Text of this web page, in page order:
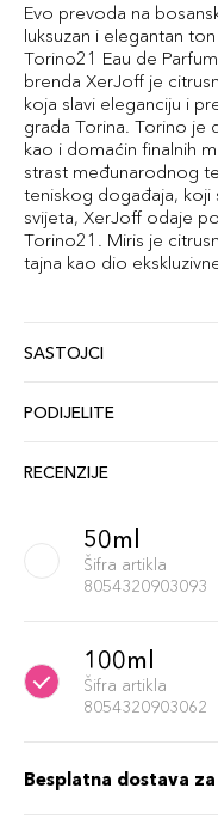
Evo prevoda na
luksuzan i elegantan
Torino21 Eau de
brenda XerJoff je
koja slavi eleganciju i
grada Torina. Torino je
kao i domaćin finalnih
strast međunarodnog
teniskog događaja, koji
svijeta, XerJoff odaje
Torino21. Miris je
tajna kao dio
SASTOJCI
PODIJELITE
RECENZIJE
50ml
Šifra artikla
8054320903093
100ml
Šifra artikla
8054320903062
Besplatna dostava